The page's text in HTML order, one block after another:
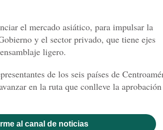
el mercado asiático, para impulsar la
y el sector privado, que tiene ejes
ligero.
de los seis países de
en la ruta que conlleve la
al canal de noticias